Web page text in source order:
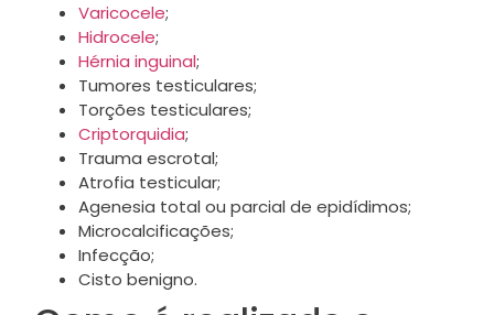
Varicocele;
Hidrocele;
Hérnia inguinal;
Tumores testiculares;
Torções testiculares;
Criptorquidia;
Trauma escrotal;
Atrofia testicular;
Agenesia total ou parcial de epidídimos;
Microcalcificações;
Infecção;
Cisto benigno.